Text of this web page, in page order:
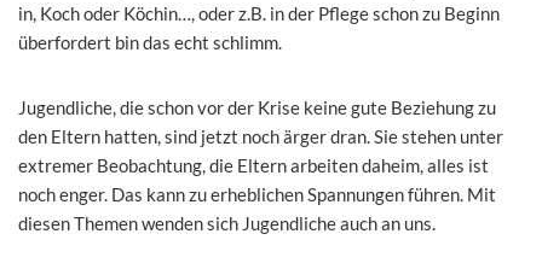
in, Koch oder Köchin…, oder z.B. in der Pflege schon zu Beginn
überfordert bin das echt schlimm.
Jugendliche, die schon vor der Krise keine gute Beziehung zu
den Eltern hatten, sind jetzt noch ärger dran. Sie stehen unter
extremer Beobachtung, die Eltern arbeiten daheim, alles ist
noch enger. Das kann zu erheblichen Spannungen führen. Mit
diesen Themen wenden sich Jugendliche auch an uns.